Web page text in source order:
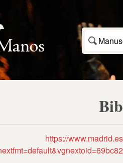
https://